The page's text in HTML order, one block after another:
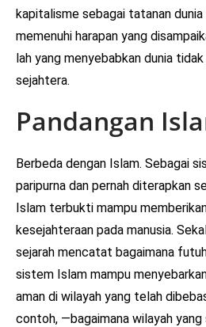
kapitalisme sebagai tatanan
memenuhi harapan yang
lah yang menyebabkan dunia
sejahtera.
Pandangan
Berbeda dengan Islam. Sebagai
paripurna dan pernah diterapkan
Islam terbukti mampu
kesejahteraan pada manusia.
sejarah mencatat bagaimana
sistem Islam mampu
aman di wilayah yang telah
contoh, —bagaimana wilayah